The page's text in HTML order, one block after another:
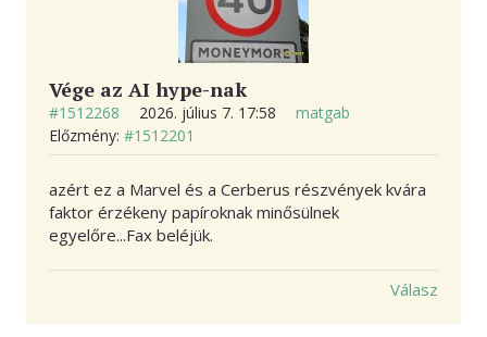
Vége az AI hype-nak
#1512268 2026. július 7. 17:58
matgab
Előzmény: #1512201
azért ez a Marvel és a Cerberus részvények kvára
faktor érzékeny papíroknak minősülnek
egyelőre...Fax beléjük.
Válasz